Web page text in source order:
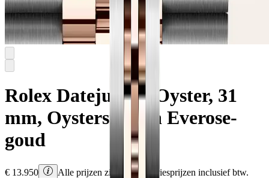
Rolex Datejust 31 Oyster, 31
mm, Oystersteel en Everose-
goud
€ 13.950
Alle prijzen zijn Rolex adviesprijzen inclusief btw.